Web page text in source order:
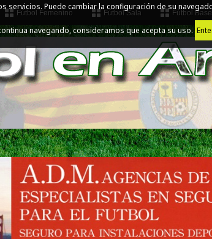
Puede cambiar la configuración de su
navegando, consideramos que acepta su uso.
Fútbol Femenino Fútbol Sala Fútbol Base